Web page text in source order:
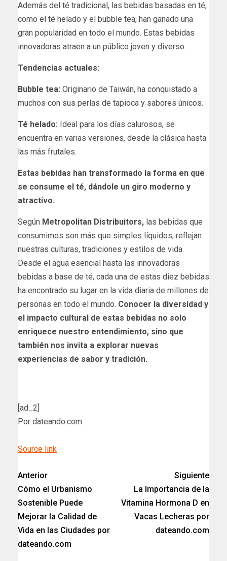
Además del té tradicional, las bebidas basadas en té,
como el té helado y el bubble tea, han ganado una
gran popularidad en todo el mundo. Estas bebidas
innovadoras atraen a un público joven y diverso.
Tendencias actuales:
Bubble tea: Originario de Taiwán, ha conquistado a
muchos con sus perlas de tapioca y sabores únicos.
Té helado: Ideal para los días calurosos, se
encuentra en varias versiones, desde la clásica hasta
las más frutales.
Estas bebidas han transformado la forma en que
se consume el té, dándole un giro moderno y
atractivo.
Según Metropolitan Distribuitors, las bebidas que
consumimos son más que simples líquidos; reflejan
nuestras culturas, tradiciones y estilos de vida.
Desde el agua esencial hasta las innovadoras
bebidas a base de té, cada una de estas diez bebidas
ha encontrado su lugar en la vida diaria de millones de
personas en todo el mundo. Conocer la diversidad y
el impacto cultural de estas bebidas no solo
enriquece nuestro entendimiento, sino que
también nos invita a explorar nuevas
experiencias de sabor y tradición.
[ad_2]
Por dateando.com
Source link
Anterior
Cómo el Urbanismo
Sostenible Puede
Mejorar la Calidad de
Vida en las Ciudades por
dateando.com
Siguiente
La Importancia de la
Vitamina Hormona D en
Vacas Lecheras por
dateando.com